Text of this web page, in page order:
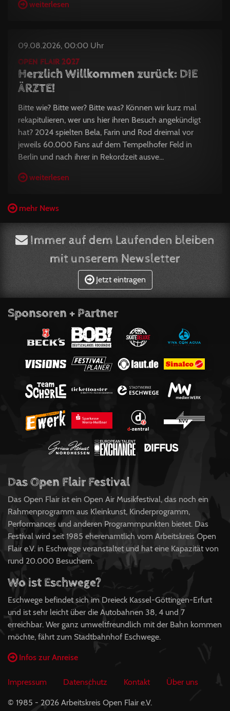
weiterlesen
09.08.2026, 00:00 Uhr
OPEN FLAIR 2027
Herzlich Willkommen zurück: DIE
ÄRZTE!
Bitte wie? Bitte wer? Bitte was? Können wir kurz mal
rekapitulieren, wer uns hier ihren Besuch angekündigt
hat? 2024 spielten Bela, Farin und Rod dreimal vor
jeweils 60.000 Fans auf dem Tempelhofer Feld in
Berlin und nach ihrer in Rekordzeit ausve...
weiterlesen
mehr News
Immer auf dem Laufenden bleiben
mit unserem Newsletter
Jetzt eintragen
Sponsoren + Partner
Das Open Flair Festival
Das Open Flair ist ein Open Air Musikfestival, das noch ein
Rahmenprogramm aus Kleinkunst, Kinderprogramm,
Performances und anderen Programmpunkten bietet. Das
Festival wird seit 1985 eherenamtlich vom Arbeitskreis Open
Flair e.V. in Eschwege veranstaltet und hat eine Kapazität von
rund 20.000 Besuchern.
Wo ist Eschwege?
Eschwege befindet sich im Dreieck Kassel-Göttingen-Erfurt
und ist sehr leicht über die Autobahnen 38, 4 und 7
erreichbar. Wer ganz umweltfreundlich mit der Bahn kommen
möchte, fährt zum Stadtbahnhof Eschwege.
Infos zur Anreise
Impressum Datenschutz Kontakt Über uns
© 1985 - 2026 Arbeitskreis Open Flair e.V.